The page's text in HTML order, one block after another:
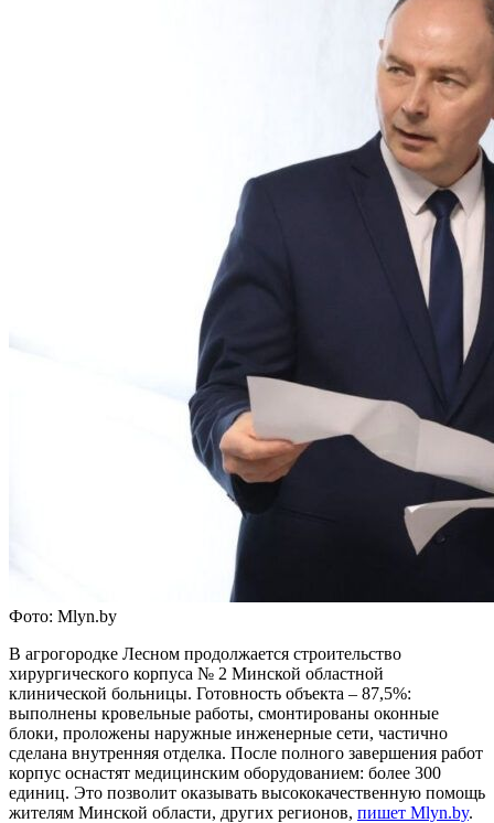
Фото: Mlyn.by
В агрогородке Лесном продолжается строительство
хирургического корпуса № 2 Минской областной
клинической больницы. Готовность объекта – 87,5%:
выполнены кровельные работы, смонтированы оконные
блоки, проложены наружные инженерные сети, частично
сделана внутренняя отделка. После полного завершения работ
корпус оснастят медицинским оборудованием: более 300
единиц. Это позволит оказывать высококачественную помощь
жителям Минской области, других регионов, пишет Mlyn.by.